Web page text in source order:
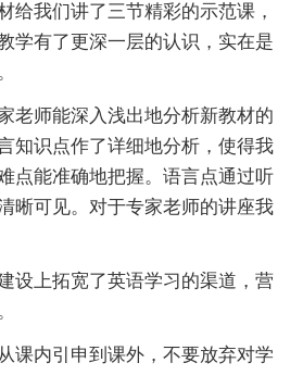
给我们讲了三节精彩的示范课，
学有了更深一层的认识，实在是
老师能深入浅出地分析新教材的
知识点作了详细地分析，使得我
点能准确地把握。语言点通过听
晰可见。对于专家老师的讲座我
设上拓宽了英语学习的渠道，营
课内引申到课外，不要放弃对学